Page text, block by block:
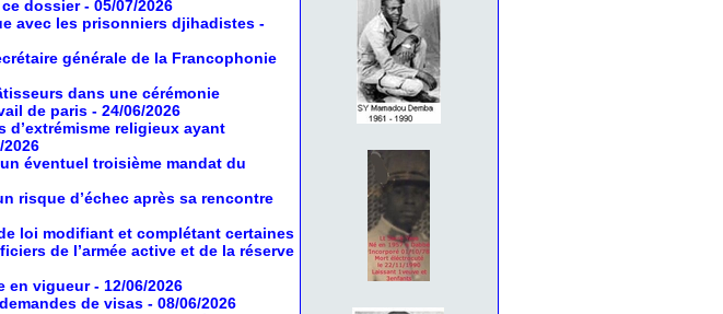
dossier - 05/07/2026
avec les prisonniers djihadistes -
générale de la Francophonie
dans une cérémonie
de paris - 24/06/2026
religieux ayant
2026
éventuel troisième mandat du
risque d’échec après sa rencontre
loi modifiant et complétant certaines
de l’armée active et de la réserve
en vigueur - 12/06/2026
de visas - 08/06/2026